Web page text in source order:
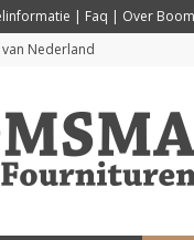
| Faq | Over
Nederland